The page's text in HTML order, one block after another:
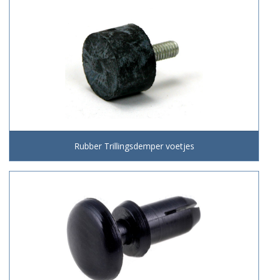
Rubber Trillingsdemper voetjes